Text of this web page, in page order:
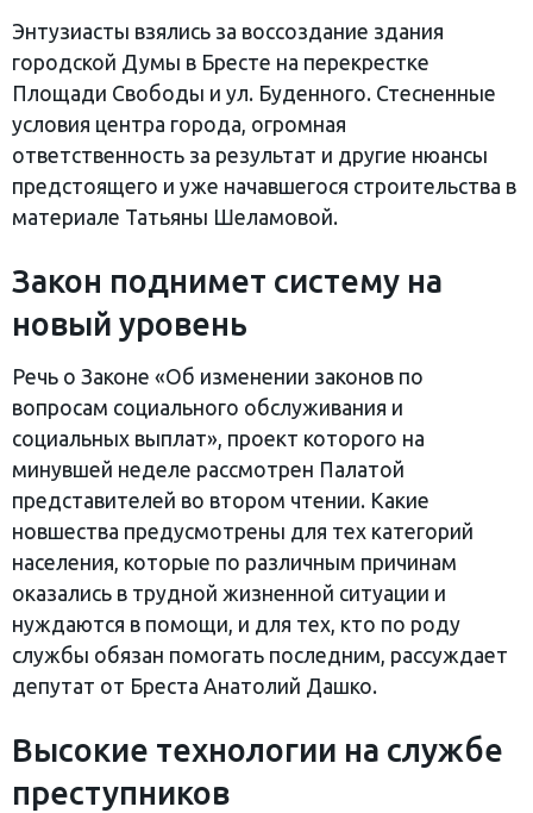
Энтузиасты взялись за воссоздание здания
городской Думы в Бресте на перекрестке
Площади Свободы и ул. Буденного. Стесненные
условия центра города, огромная
ответственность за результат и другие нюансы
предстоящего и уже начавшегося строительства в
материале Татьяны Шеламовой.
Закон поднимет систему на
новый уровень
Речь о Законе «Об изменении законов по
вопросам социального обслуживания и
социальных выплат», проект которого на
минувшей неделе рассмотрен Палатой
представителей во втором чтении. Какие
новшества предусмотрены для тех категорий
населения, которые по различным причинам
оказались в трудной жизненной ситуации и
нуждаются в помощи, и для тех, кто по роду
службы обязан помогать последним, рассуждает
депутат от Бреста Анатолий Дашко.
Высокие технологии на службе
преступников